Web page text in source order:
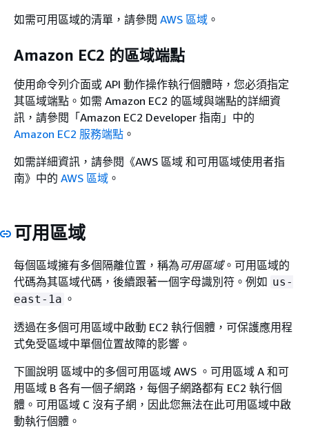
如需可用區域的清單，請參閱 AWS 區域 。
Amazon EC2 的區域端點
使用命令列介面或 API 動作操作執行個體時，您必須指定
其區域端點。如需 Amazon EC2 的區域與端點的詳細資
訊，請參閱「Amazon EC2 Developer 指南」 中的
Amazon EC2 服務端點 。
如需詳細資訊，請參閱《AWS 區域 和可用區域使用者指
南》中的 AWS 區域 。
可用區域
每個區域擁有多個隔離位置，稱為 可用區域。可用區域的
代碼為其區域代碼，後續跟著一個字母識別符。例如 us-
east-1a 。
透過在多個可用區域中啟動 EC2 執行個體，可保護應用程
式免受區域中單個位置故障的影響。
下圖說明 區域中的多個可用區域 AWS 。可用區域 A 和可
用區域 B 各有一個子網路，每個子網路都有 EC2 執行個
體。可用區域 C 沒有子網，因此您無法在此可用區域中啟
動執行個體。